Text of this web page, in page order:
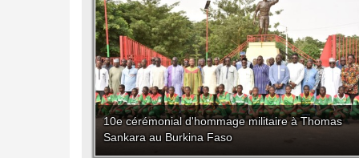
10e cérémonial d'hommage militaire à Thomas
Sankara au Burkina Faso